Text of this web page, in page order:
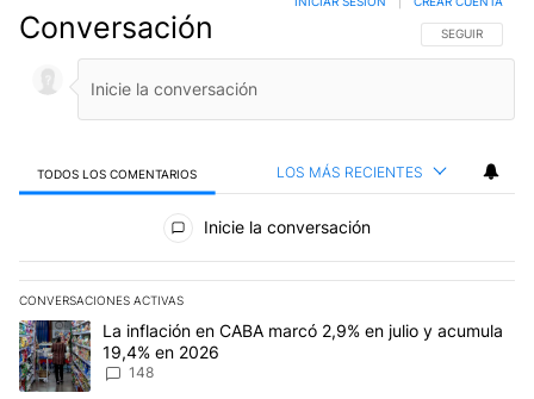
Conversación SIGA ESTA
SEGUIR
TODOS LOS COMENTARIOS LOS MÁS RECIENTES
Todos los comentarios
Inicie la conversación
CONVERSACIONES ACTIVAS
Este listado muestra los artículos con más comentarios en los
Un artículo de tendencia con el título "La inflación en CABA
La inflación en CABA marcó 2,9% en julio y acumula
19,4% en 2026
148